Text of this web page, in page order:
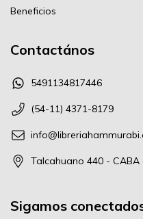
Beneficios
Contactános
5491134817446
(54-11) 4371-8179
Talcahuano 440 - CABA
Sigamos